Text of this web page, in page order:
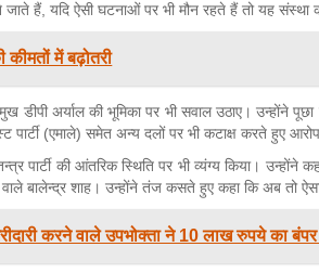
जाते हैं, यदि ऐसी घटनाओं पर भी मौन रहते हैं तो यह संस्था
में बढ़ोतरी
अर्याल की भूमिका पर भी सवाल उठाए। उन्होंने
पार्टी (एमाले) समेत अन्य दलों पर भी कटाक्ष करते हुए
पार्टी की आंतरिक स्थिति पर भी व्यंग्य किया।
बालेन्द्र शाह। उन्होंने तंज कसते हुए कहा कि अब तो
करने वाले उपभोक्ता ने 10 लाख रुपये का बंपर